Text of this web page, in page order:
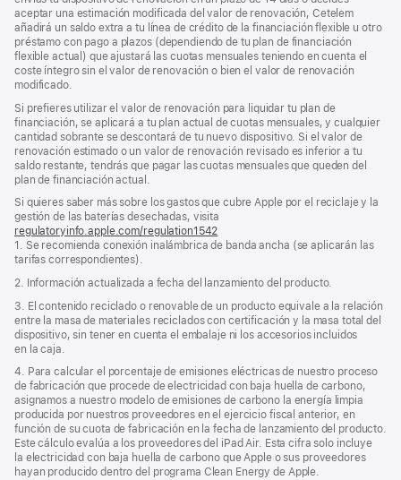
aceptar una estimación modificada del valor de renovación, Cetelem
añadirá un saldo extra a tu línea de crédito de la financiación flexible u otro
préstamo con pago a plazos (dependiendo de tu plan de financiación
flexible actual) que ajustará las cuotas mensuales teniendo en cuenta el
coste íntegro sin el valor de renovación o bien el valor de renovación
modificado.
Si prefieres utilizar el valor de renovación para liquidar tu plan de
financiación, se aplicará a tu plan actual de cuotas mensuales, y cualquier
cantidad sobrante se descontará de tu nuevo dispositivo. Si el valor de
renovación estimado o un valor de renovación revisado es inferior a tu
saldo restante, tendrás que pagar las cuotas mensuales que queden del
plan de financiación actual.
Si quieres saber más sobre los gastos que cubre Apple por el reciclaje y la
gestión de las baterías desechadas, visita
regulatoryinfo.apple.com/regulation1542
abre
ventana
nueva)
1. Se recomienda conexión inalámbrica de banda ancha (se aplicarán las
tarifas correspondientes).
2. Información actualizada a fecha del lanzamiento del producto.
3. El contenido reciclado o renovable de un producto equivale a la relación
entre la masa de materiales reciclados con certificación y la masa total del
dispositivo, sin tener en cuenta el embalaje ni los accesorios incluidos
en la caja.
4. Para calcular el porcentaje de emisiones eléctricas de nuestro proceso
de fabricación que procede de electricidad con baja huella de carbono,
asignamos a nuestro modelo de emisiones de carbono la energía limpia
producida por nuestros proveedores en el ejercicio fiscal anterior, en
función de su cuota de fabricación en la fecha de lanzamiento del producto.
Este cálculo evalúa a los proveedores del iPad Air. Esta cifra solo incluye
la electricidad con baja huella de carbono que Apple o sus proveedores
hayan producido dentro del programa Clean Energy de Apple.